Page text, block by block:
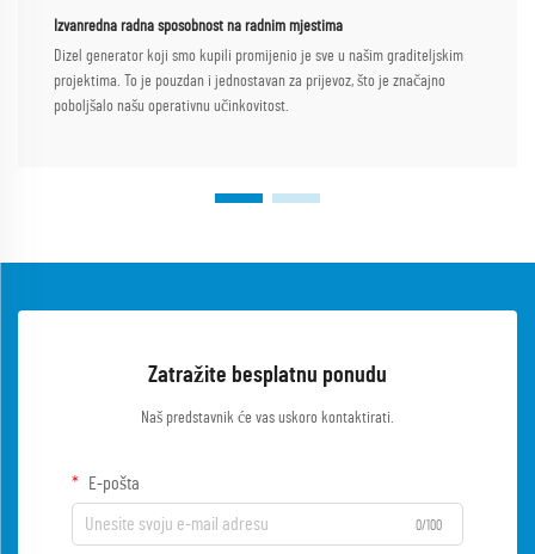
Izvanredna radna sposobnost na radnim mjestima
Dizel generator koji smo kupili promijenio je sve u našim graditeljskim
projektima. To je pouzdan i jednostavan za prijevoz, što je značajno
poboljšalo našu operativnu učinkovitost.
Zatražite besplatnu ponudu
Naš predstavnik će vas uskoro kontaktirati.
E-pošta
0/100